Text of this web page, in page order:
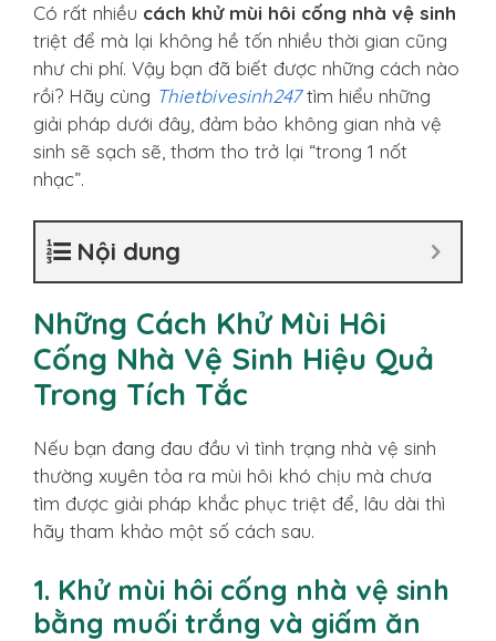
Có rất nhiều cách khử mùi hôi cống nhà vệ sinh
triệt để mà lại không hề tốn nhiều thời gian cũng
như chi phí. Vậy bạn đã biết được những cách nào
rồi? Hãy cùng Thietbivesinh247tìm hiểu những
giải pháp dưới đây, đảm bảo không gian nhà vệ
sinh sẽ sạch sẽ, thơm tho trở lại “trong 1 nốt
nhạc”.
Nội dung
Những Cách Khử Mùi Hôi
Cống Nhà Vệ Sinh Hiệu Quả
Trong Tích Tắc
Nếu bạn đang đau đầu vì tình trạng nhà vệ sinh
thường xuyên tỏa ra mùi hôi khó chịu mà chưa
tìm được giải pháp khắc phục triệt để, lâu dài thì
hãy tham khảo một số cách sau.
1. Khử mùi hôi cống nhà vệ sinh
bằng muối trắng và giấm ăn